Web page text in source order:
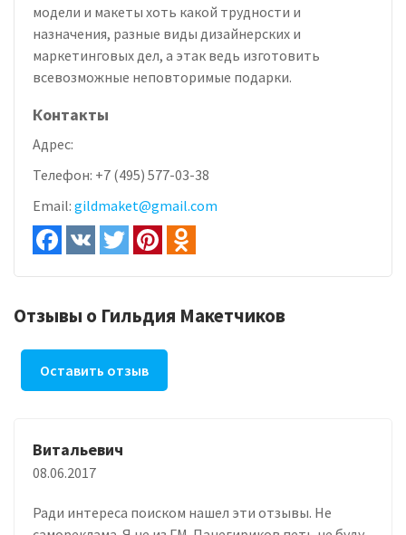
модели и макеты хоть какой трудности и
назначения, разные виды дизайнерских и
маркетинговых дел, а этак ведь изготовить
всевозможные неповторимые подарки.
Контакты
Адрес:
Телефон: +7 (495) 577-03-38
Email: gildmaket@gmail.com
Отзывы о Гильдия Макетчиков
Оставить отзыв
Витальевич
08.06.2017
Ради интереса поиском нашел эти отзывы. Не